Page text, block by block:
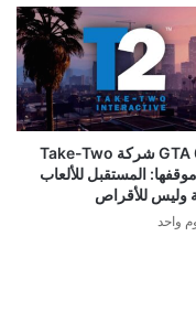
ناشر GTA 6 شركة Take-Two
المستقبل للألعاب
وليس للأقراص
واحد